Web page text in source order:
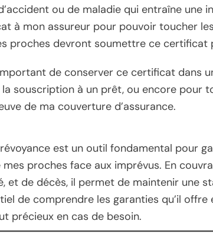
ou de maladie qui entraîne une
à mon assureur pour pouvoir toucher
proches devront soumettre ce certificat
de conserver ce certificat dans
souscription à un prêt, ou encore pour
de ma couverture d’assurance.
est un outil fondamental pour
proches face aux imprévus. En
et de décès, il permet de maintenir une
de comprendre les garanties qu’il
précieux en cas de besoin.